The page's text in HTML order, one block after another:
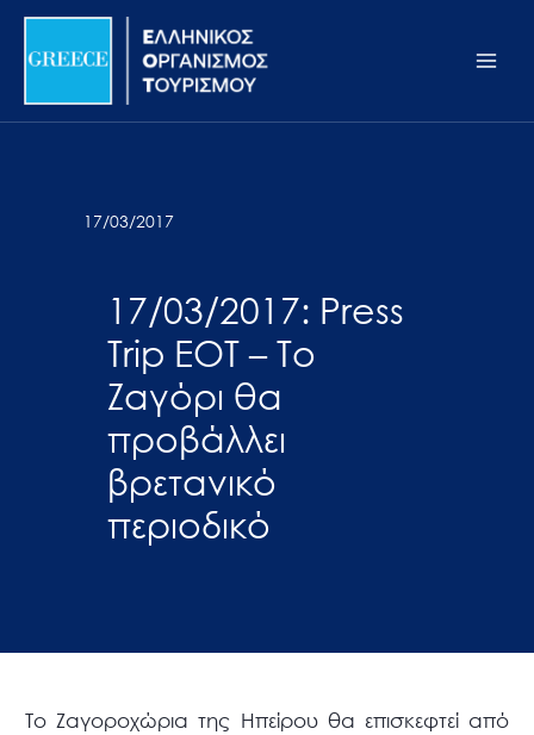
Σημείωση:
ιστότοπος
προσβασιμότητας.
Μετάβαση
περιεχόμενο
17/03/2017
17/03/2017: Press
Trip ΕΟΤ – Το
Ζαγόρι θα
προβάλλει
βρετανικό
περιοδικό
Το Ζαγοροχώρια της Ηπείρου θα επισκεφτεί από